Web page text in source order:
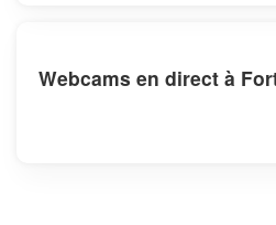
Webcams en direct à